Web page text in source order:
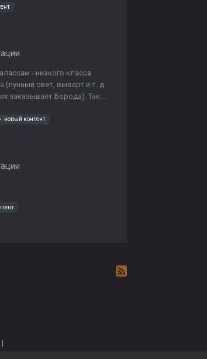
- низкого класса
(лунный свет, выверт и т. д.
заказывает Борода). Так...
новый контент